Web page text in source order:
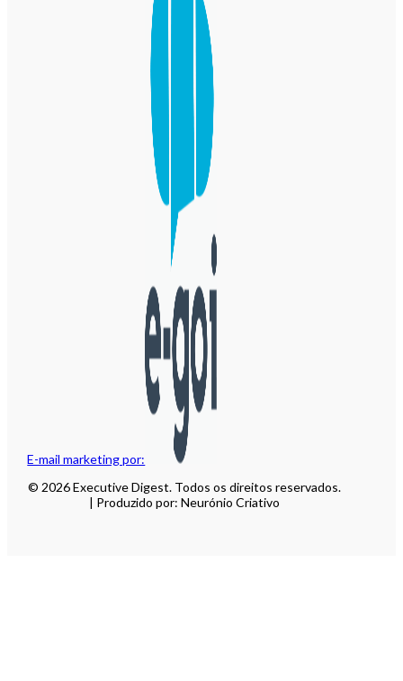
E-mail marketing por:
© 2026 Executive Digest. Todos os direitos reservados.
| Produzido por: Neurónio Criativo